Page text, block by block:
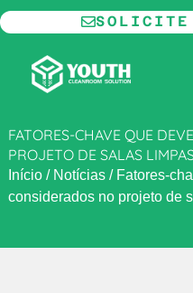
Ir
para
conteúdo
SOLICITE
FATORES-CHAVE QUE
PROJETO DE SALAS
Início/ Notícias/ Fatores-
considerados no projeto de